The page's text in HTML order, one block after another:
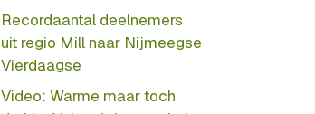
Recordaantal deelnemers
uit regio Mill naar Nijmeegse
Vierdaagse
Video: Warme maar toch